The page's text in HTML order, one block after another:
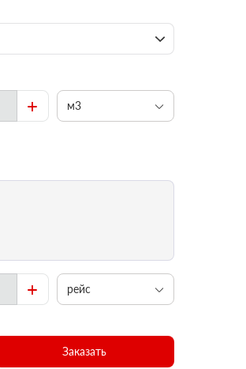
+ м3
+ рейс
Заказать